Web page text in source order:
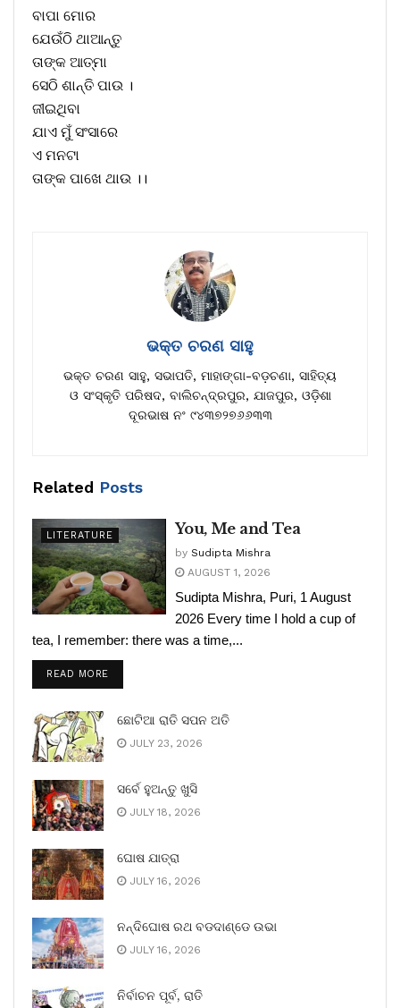
ବାପା ମୋର
ଯେଉଁଠି ଥାଆନ୍ତୁ
ତାଙ୍କ ଆତ୍ମା
ସେଠି ଶାନ୍ତି ପାଉ ।
ଜୀଇଥିବା
ଯାଏ ମୁଁ ସଂସାରେ
ଏ ମନଟା
ତାଙ୍କ ପାଖେ ଥାଉ ।।
ଭକ୍ତ ଚରଣ ସାହୁ
ଭକ୍ତ ଚରଣ ସାହୁ, ସଭାପତି, ମାହାଙ୍ଗା-ବଡ଼ଚଣା, ସାହିତ୍ୟ
ଓ ସଂସ୍କୃତି ପରିଷଦ, ବାଲିଚନ୍ଦ୍ରପୁର, ଯାଜପୁର, ଓଡ଼ିଶା
ଦୂରଭାଷ ନଂ ୯୪୩୭୨୭୬୬୩୩
Related Posts
LITERATURE You, Me and Tea
by Sudipta Mishra
AUGUST 1, 2026
Sudipta Mishra, Puri, 1 August
2026 Every time I hold a cup of
tea, I remember: there was a time,...
READ MORE
ଛୋଟିଆ ରାତି ସପନ ଅତି
JULY 23, 2026
ସର୍ବେ ହୁଅନ୍ତୁ ଖୁସି
JULY 18, 2026
ଘୋଷ ଯାତ୍ରା
JULY 16, 2026
ନନ୍ଦିଘୋଷ ରଥ ବଡଦାଣ୍ଡେ ଉଭା
JULY 16, 2026
ନିର୍ବାଚନ ପୂର୍ବ, ରାତି